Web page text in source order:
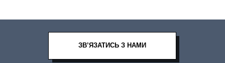
ЗВ’ЯЗАТИСЬ З НАМИ